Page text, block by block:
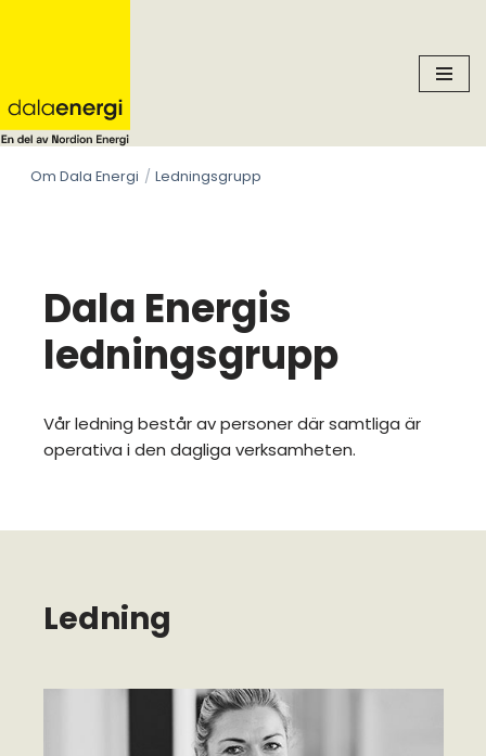
content
Om Dala Energi Ledningsgrupp
Dala Energis
ledningsgrupp
Vår ledning består av personer där samtliga är
operativa i den dagliga verksamheten.
Ledning